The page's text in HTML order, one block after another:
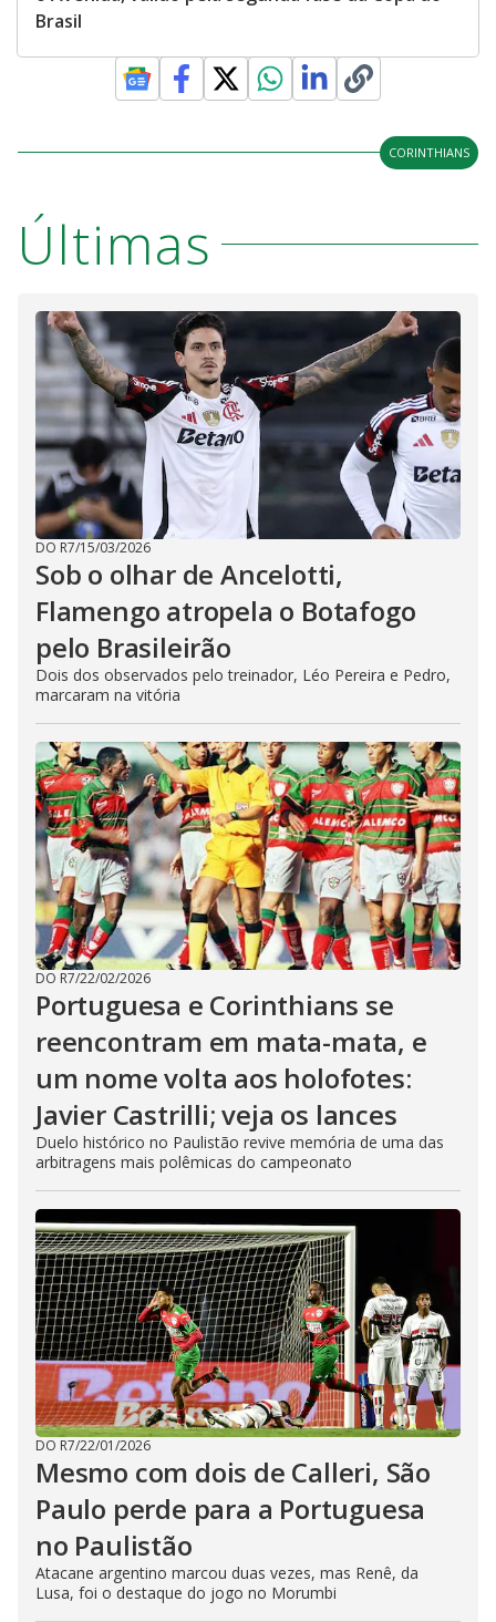
Brasil
CORINTHIANS
Últimas
DO R7/15/03/2026
Sob o olhar de Ancelotti,
Flamengo atropela o Botafogo
pelo Brasileirão
Dois dos observados pelo treinador, Léo Pereira e Pedro,
marcaram na vitória
DO R7/22/02/2026
Portuguesa e Corinthians se
reencontram em mata-mata, e
um nome volta aos holofotes:
Javier Castrilli; veja os lances
Duelo histórico no Paulistão revive memória de uma das
arbitragens mais polêmicas do campeonato
DO R7/22/01/2026
Mesmo com dois de Calleri, São
Paulo perde para a Portuguesa
no Paulistão
Atacane argentino marcou duas vezes, mas Renê, da
Lusa, foi o destaque do jogo no Morumbi